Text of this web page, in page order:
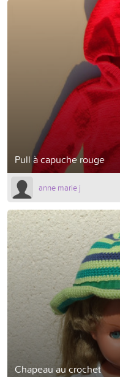
Pull à capuche rouge
anne marie j
Chapeau au crochet